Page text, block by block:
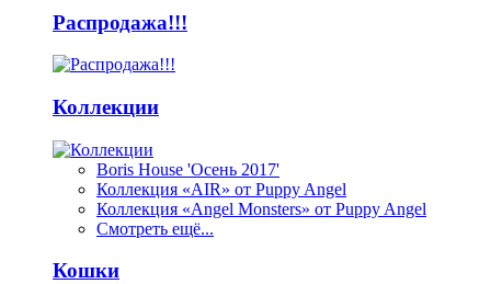
Распродажа!!!
Коллекции
Boris House 'Осень 2017'
Коллекция «AIR» от Puppy Angel
Коллекция «Angel Monsters» от Puppy Angel
Смотреть ещё...
Кошки